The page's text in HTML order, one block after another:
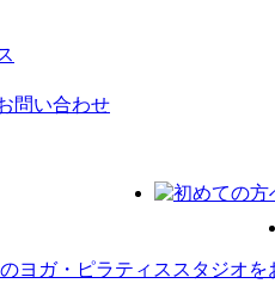
問い合わせ
ヨガ・ピラティススタジオを